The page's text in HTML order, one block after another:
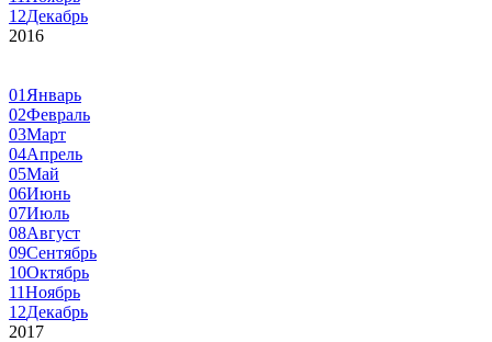
12Декабрь
2016
01 Январь
02Февраль
03Март
04Апрель
05Май
06Июнь
07Июль
08Август
09Сентябрь
10Октябрь
11Ноябрь
12Декабрь
2017